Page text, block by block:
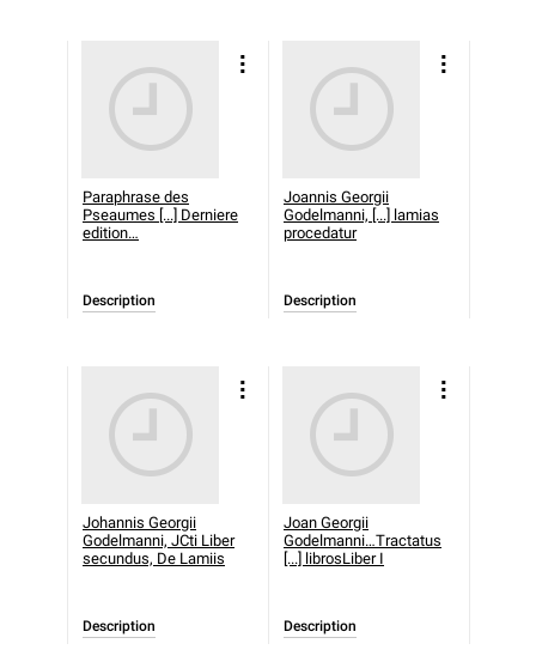
Paraphrase des
Pseaumes [...] Derniere
edition…
Description
Joannis Georgii
Godelmanni, [...] lamias
procedatur
Description
Johannis Georgii
Godelmanni, JCti Liber
secundus, De Lamiis
Description
Joan Georgii
Godelmanni…Tractatus
[...] librosLiber I
Description